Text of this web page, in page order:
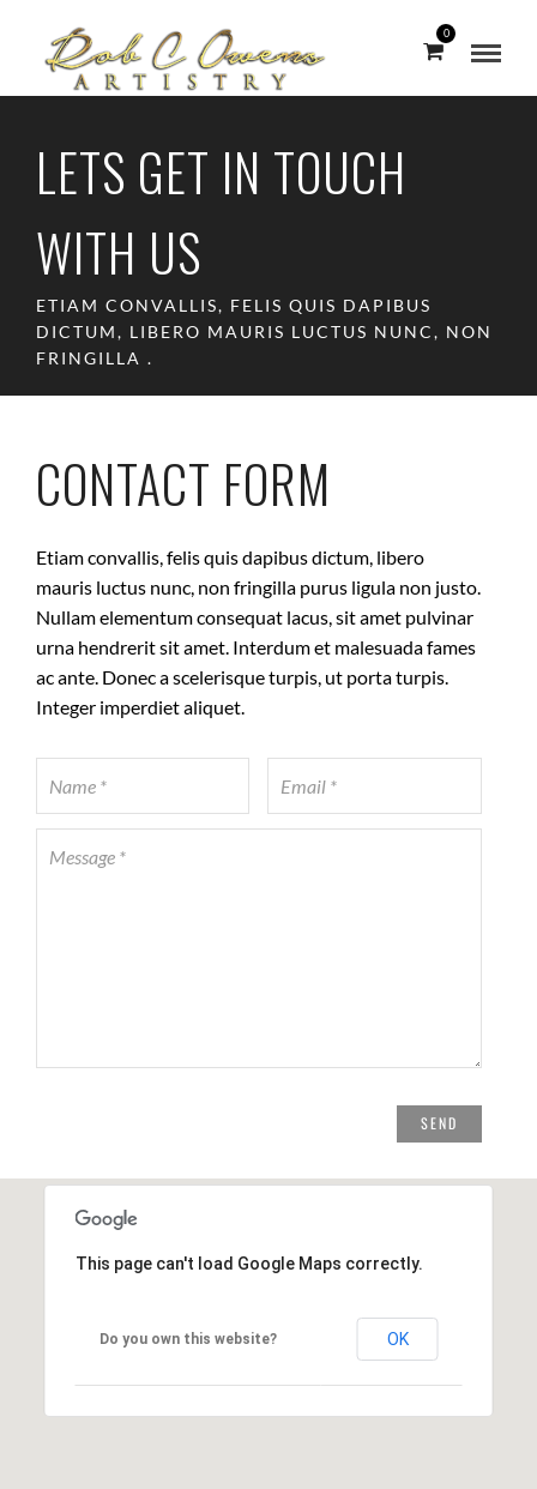
0
LETS GET IN TOUCH
WITH US
ETIAM CONVALLIS, FELIS QUIS DAPIBUS
DICTUM, LIBERO MAURIS LUCTUS NUNC, NON
FRINGILLA .
CONTACT FORM
Etiam convallis, felis quis dapibus dictum, libero
mauris luctus nunc, non fringilla purus ligula non justo.
Nullam elementum consequat lacus, sit amet pulvinar
urna hendrerit sit amet. Interdum et malesuada fames
ac ante. Donec a scelerisque turpis, ut porta turpis.
Integer imperdiet aliquet.
This page can't load Google Maps correctly.
Do you own this website? OK